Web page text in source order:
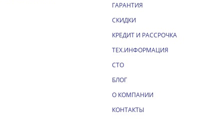
ГАРАНТИЯ
СКИДКИ
КРЕДИТ И РАССРОЧКА
ТЕХ.ИНФОРМАЦИЯ
СТО
БЛОГ
О КОМПАНИИ
КОНТАКТЫ